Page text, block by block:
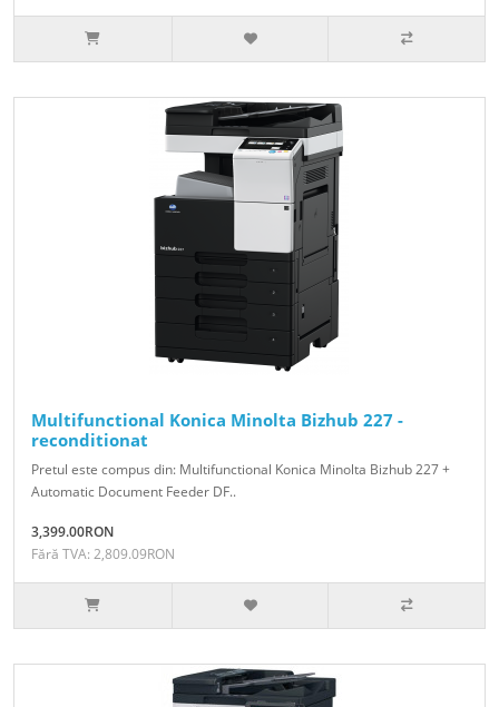
Multifunctional Konica Minolta Bizhub 227 -
reconditionat
Pretul este compus din: Multifunctional Konica Minolta Bizhub 227 +
Automatic Document Feeder DF..
3,399.00RON
Fără TVA: 2,809.09RON